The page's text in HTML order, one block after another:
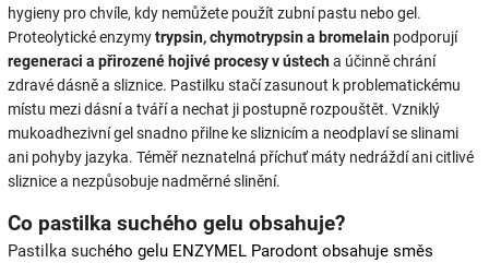
hygieny pro chvíle, kdy nemůžete použít zubní pastu nebo gel.
Proteolytické enzymytrypsin, chymotrypsin a bromelain podporují
regeneraci a přirozené hojivé procesy v ústecha účinně chrání
zdravé dásně a sliznice. Pastilku stačí zasunout k problematickému
místu mezi dásní a tváří a nechat ji postupně rozpouštět. Vzniklý
mukoadhezivní gel snadno přilne ke sliznicím a neodplaví se slinami
ani pohyby jazyka. Téměř neznatelná příchuť máty nedráždí ani citlivé
sliznice a nezpůsobuje nadměrné slinění.
Co pastilka suchého gelu obsahuje?
Pastilka suchého gelu ENZYMEL Parodont obsahuje směs